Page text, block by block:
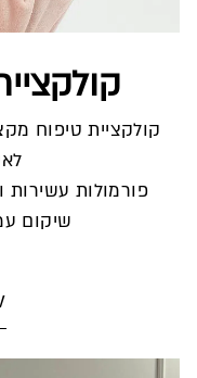
קולקציית טיפוח
פורמולות עשירות
שיקום